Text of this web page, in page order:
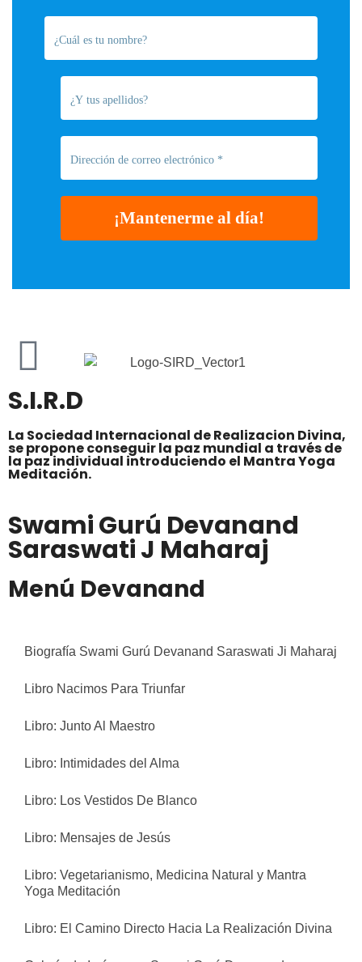
S.I.R.D
La Sociedad Internacional de Realizacion Divina,
se propone conseguir la paz mundial a través de
la paz individual introduciendo el Mantra Yoga
Meditación.
Swami Gurú Devanand
Saraswati J Maharaj
Menú Devanand
Biografía Swami Gurú Devanand Saraswati Ji Maharaj
Libro Nacimos Para Triunfar
Libro: Junto Al Maestro
Libro: Intimidades del Alma
Libro: Los Vestidos De Blanco
Libro: Mensajes de Jesús
Libro: Vegetarianismo, Medicina Natural y Mantra
Yoga Meditación
Libro: El Camino Directo Hacia La Realización Divina